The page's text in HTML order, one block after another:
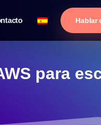
Hablar
para